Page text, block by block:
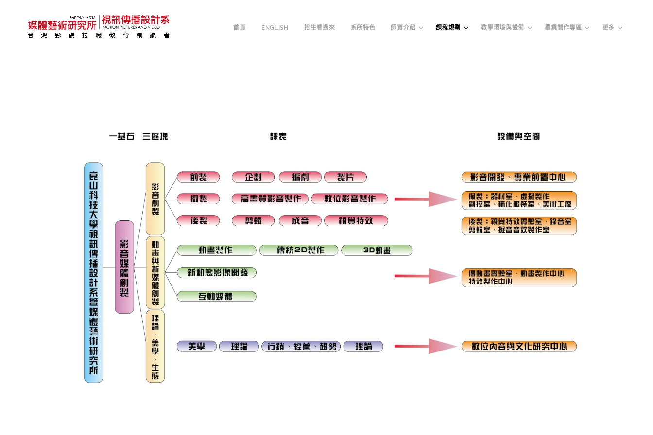
首頁 ENGLISH 招生看過來 系所特色 師資介紹 課程規劃 教學環境與設備 畢業製作專區 更多